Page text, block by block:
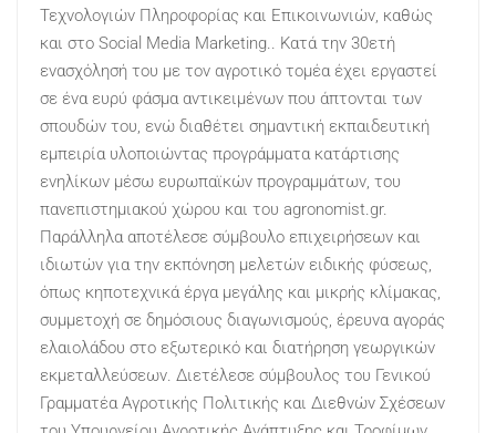
Τεχνολογιών Πληροφορίας και Επικοινωνιών, καθώς
και στο Social Media Marketing.. Κατά την 30ετή
ενασχόλησή του με τον αγροτικό τομέα έχει εργαστεί
σε ένα ευρύ φάσμα αντικειμένων που άπτονται των
σπουδών του, ενώ διαθέτει σημαντική εκπαιδευτική
εμπειρία υλοποιώντας προγράμματα κατάρτισης
ενηλίκων μέσω ευρωπαϊκών προγραμμάτων, του
πανεπιστημιακού χώρου και του agronomist.gr.
Παράλληλα αποτέλεσε σύμβουλο επιχειρήσεων και
ιδιωτών για την εκπόνηση μελετών ειδικής φύσεως,
όπως κηποτεχνικά έργα μεγάλης και μικρής κλίμακας,
συμμετοχή σε δημόσιους διαγωνισμούς, έρευνα αγοράς
ελαιολάδου στο εξωτερικό και διατήρηση γεωργικών
εκμεταλλεύσεων. Διετέλεσε σύμβουλος του Γενικού
Γραμματέα Αγροτικής Πολιτικής και Διεθνών Σχέσεων